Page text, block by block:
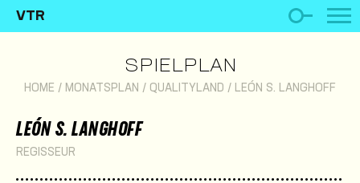
VTR
SPIELPLAN
HOME / MONATSPLAN / QUALITYLAND / LEÓN S. LANGHOFF
LEÓN S. LANGHOFF
REGISSEUR